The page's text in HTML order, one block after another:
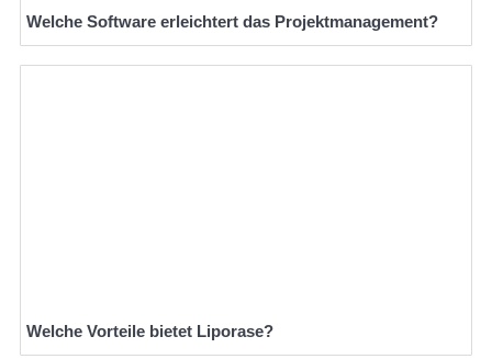
Welche Software erleichtert das Projektmanagement?
Welche Vorteile bietet Liporase?